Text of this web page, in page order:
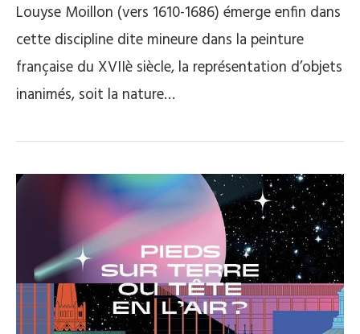
Louyse Moillon (vers 1610-1686) émerge enfin dans
cette discipline dite mineure dans la peinture
française du XVIIè siècle, la représentation d’objets
inanimés, soit la nature…